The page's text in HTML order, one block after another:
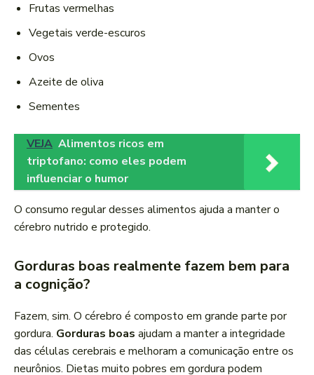
Frutas vermelhas
Vegetais verde-escuros
Ovos
Azeite de oliva
Sementes
VEJA Alimentos ricos em
triptofano: como eles podem
influenciar o humor
O consumo regular desses alimentos ajuda a manter o
cérebro nutrido e protegido.
Gorduras boas realmente fazem bem para
a cognição?
Fazem, sim. O cérebro é composto em grande parte por
gordura. Gorduras boas ajudam a manter a integridade
das células cerebrais e melhoram a comunicação entre os
neurônios. Dietas muito pobres em gordura podem